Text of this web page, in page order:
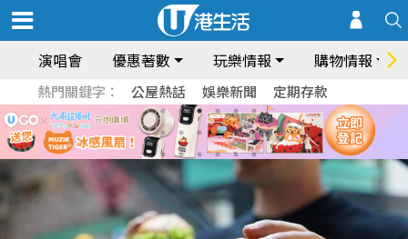
演唱會 優惠著數 玩樂情報 購物情報
熱門關鍵字： 公屋熱話 娛樂新聞 定期存款